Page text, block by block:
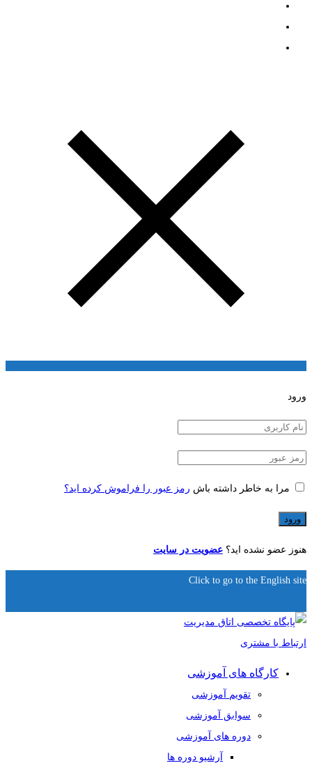
ورود
مرا به خاطر داشته باش رمز عبور را فراموش کرده اید؟
هنوز عضو نشده اید؟ عضویت در سایت
Click to go to the English site
کارگاه های آموزشی
تقویم آموزشی
سوابق آموزشی
دوره های آموزشی
آرشیو دوره ها